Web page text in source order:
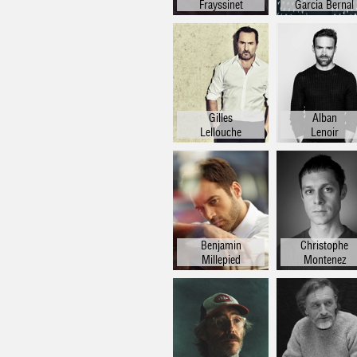
Frayssinet Garcia Bernal
Gilles
Lellouche
Alban
Lenoir
Benjamin
Millepied
Christophe
Montenez